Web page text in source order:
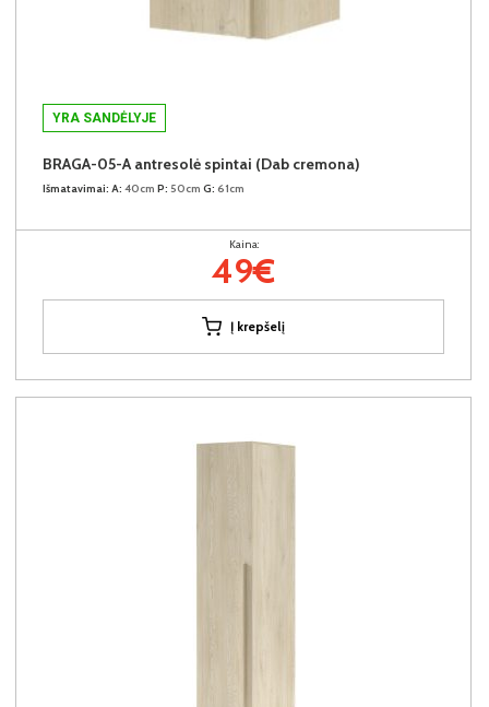
YRA SANDĖLYJE
BRAGA-05-A antresolė spintai (Dab cremona)
Išmatavimai: A: 40cm P: 50cm G: 61cm
Kaina:
49€
Į krepšelį